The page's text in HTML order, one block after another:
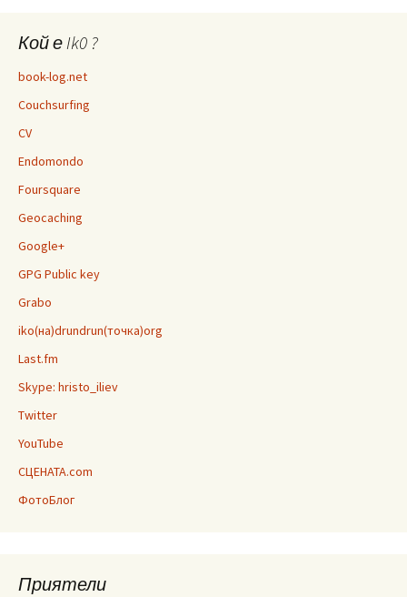
Кой е Ik0 ?
book-log.net
Couchsurfing
CV
Endomondo
Foursquare
Geocaching
Google+
GPG Public key
Grabo
iko(на)drundrun(точка)org
Last.fm
Skype: hristo_iliev
Twitter
YouTube
СЦЕНАТА.com
ФотоБлог
Приятели